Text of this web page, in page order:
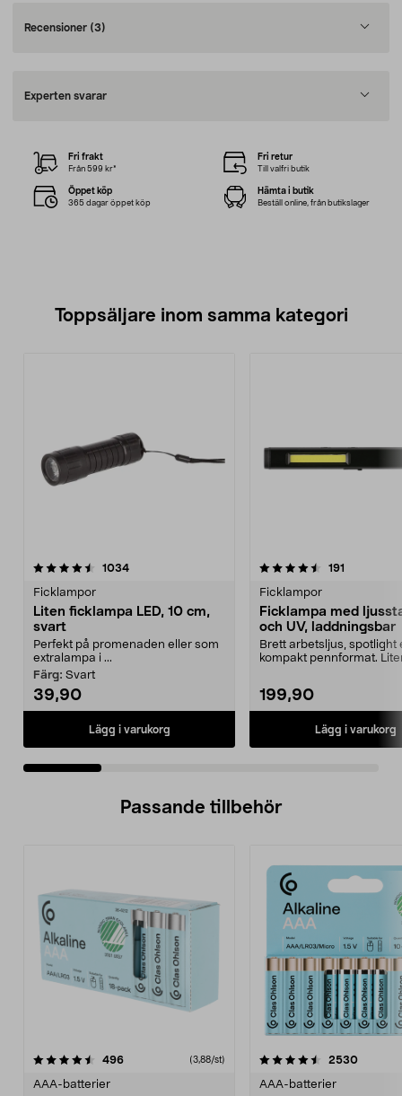
Recensioner (3)
Experten svarar
Fri frakt
Från 599 kr*
Fri retur
Till valfri butik
Öppet köp
365 dagar öppet köp
Hämta i butik
Beställ online, från butikslager
Toppsäljare inom samma kategori
1034recensioner
Ficklampor
Liten ficklampa LED, 10 cm,
svart
Perfekt på promenaden eller som
extralampa i ...
Färg: Svart
39,90
Lägg i varukorg
4.5 av 5 stjärnor 191
Ficklampor
Ficklampa med
och UV, laddningsbar
Brett arbetsljus, spotlight
kompakt pennformat.
199,90
Lägg i varukorg
4.5 av 5 stjärnor
Passande tillbehör
496recensioner (3,88/st)
AAA-batterier
4.5av 5 stjärnor 2530
AAA-batterier
4.5av 5 stjärnor